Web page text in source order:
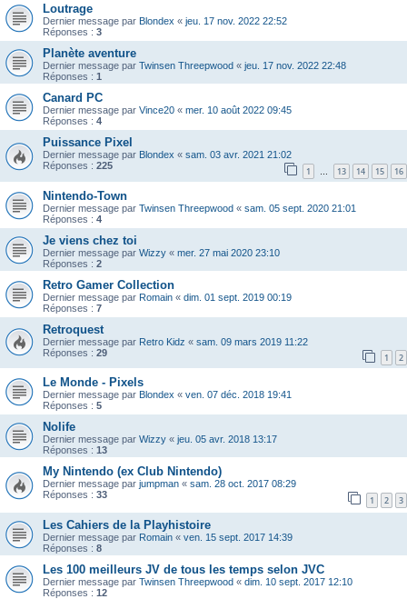
Loutrage
Dernier message par Blondex « jeu. 17 nov. 2022 22:52
Réponses : 3
Planète aventure
Dernier message par Twinsen Threepwood « jeu. 17 nov. 2022 22:48
Réponses : 1
Canard PC
Dernier message par Vince20 « mer. 10 août 2022 09:45
Réponses : 4
Puissance Pixel
Dernier message par Blondex « sam. 03 avr. 2021 21:02
Réponses : 225 1 … 13 14 15 16
Nintendo-Town
Dernier message par Twinsen Threepwood « sam. 05 sept. 2020 21:01
Réponses : 4
Je viens chez toi
Dernier message par Wizzy « mer. 27 mai 2020 23:10
Réponses : 2
Retro Gamer Collection
Dernier message par Romain « dim. 01 sept. 2019 00:19
Réponses : 7
Retroquest
Dernier message par Retro Kidz « sam. 09 mars 2019 11:22
Réponses : 29 1 2
Le Monde - Pixels
Dernier message par Blondex « ven. 07 déc. 2018 19:41
Réponses : 5
Nolife
Dernier message par Wizzy « jeu. 05 avr. 2018 13:17
Réponses : 13
My Nintendo (ex Club Nintendo)
Dernier message par jumpman « sam. 28 oct. 2017 08:29
Réponses : 33 1 2 3
Les Cahiers de la Playhistoire
Dernier message par Romain « ven. 15 sept. 2017 14:39
Réponses : 8
Les 100 meilleurs JV de tous les temps selon JVC
Dernier message par Twinsen Threepwood « dim. 10 sept. 2017 12:10
Réponses : 12